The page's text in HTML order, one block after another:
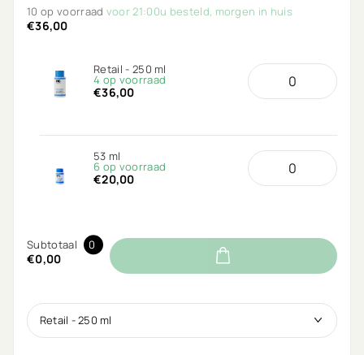
kleurvervaging.
10 op voorraad voor 21:00u besteld, morgen in huis
€36,00
Retail - 250 ml
4 op voorraad
€36,00
53 ml
6 op voorraad
€20,00
Subtotaal 0
€0,00